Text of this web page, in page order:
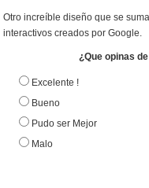
Otro increíble diseño que se
interactivos creados por Google.
¿Que opinas
Excelente !
Bueno
Pudo ser Mejor
Malo